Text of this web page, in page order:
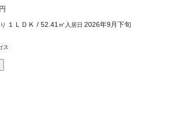
１ＬＤＫ / 52.41㎡ 入居日 2026年9月下旬
ス